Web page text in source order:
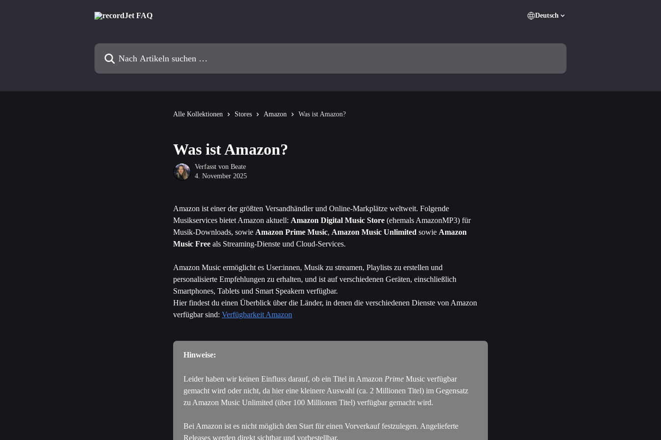
Deutsch
Nach Artikeln suchen …
Alle Kollektionen Stores Amazon Was ist Amazon?
Was ist Amazon?
Verfasst von Beate
4. November 2025
Amazon ist einer der größten Versandhändler und Online-Markplätze weltweit. Folgende
Musikservices bietet Amazon aktuell: Amazon Digital Music Store (ehemals AmazonMP3) für
Musik-Downloads, sowie Amazon Prime Music, Amazon Music Unlimited sowie Amazon
Music Free als Streaming-Dienste und Cloud-Services.
Amazon Music ermöglicht es User:innen, Musik zu streamen, Playlists zu erstellen und
personalisierte Empfehlungen zu erhalten, und ist auf verschiedenen Geräten, einschließlich
Smartphones, Tablets und Smart Speakern verfügbar.
Hier findest du einen Überblick über die Länder, in denen die verschiedenen Dienste von Amazon
verfügbar sind: Verfügbarkeit Amazon
Hinweise:
Leider haben wir keinen Einfluss darauf, ob ein Titel in Amazon Prime Music verfügbar
gemacht wird oder nicht, da hier eine kleinere Auswahl (ca. 2 Millionen Titel) im Gegensatz
zu Amazon Music Unlimited (über 100 Millionen Titel) verfügbar gemacht wird.
Bei Amazon ist es nicht möglich den Start für einen Vorverkauf festzulegen. Angelieferte
Releases werden direkt sichtbar und vorbestellbar.